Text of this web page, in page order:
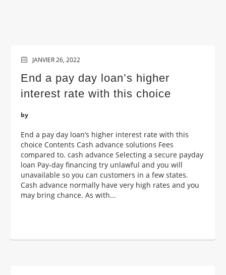
JANVIER 26, 2022
End a pay day loan’s higher
interest rate with this choice
by
End a pay day loan’s higher interest rate with this
choice Contents Cash advance solutions Fees
compared to. cash advance Selecting a secure payday
loan Pay-day financing try unlawful and you will
unavailable so you can customers in a few states.
Cash advance normally have very high rates and you
may bring chance. As with...